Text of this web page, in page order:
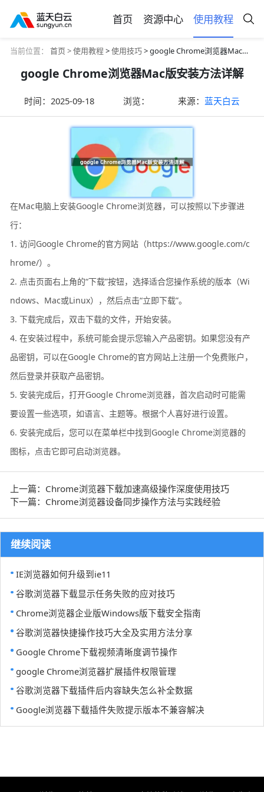
首页 资源中心 使用教程
当前位置： 首页 >使用教程>使用技巧> google Chrome浏览器Mac版安装方法详解
google Chrome浏览器Mac版安装方法详解
时间：2025-09-18 浏览： 来源： 蓝天白云
在Mac电脑上安装Google Chrome浏览器，可以按照以下步骤进
行：
1. 访问Google Chrome的官方网站（https://www.google.com/c
hrome/）。
2. 点击页面右上角的“下载”按钮，选择适合您操作系统的版本（Wi
ndows、Mac或Linux），然后点击“立即下载”。
3. 下载完成后，双击下载的文件，开始安装。
4. 在安装过程中，系统可能会提示您输入产品密钥。如果您没有产
品密钥，可以在Google Chrome的官方网站上注册一个免费账户，
然后登录并获取产品密钥。
5. 安装完成后，打开Google Chrome浏览器，首次启动时可能需
要设置一些选项，如语言、主题等。根据个人喜好进行设置。
6. 安装完成后，您可以在菜单栏中找到Google Chrome浏览器的
图标，点击它即可启动浏览器。
上一篇：Chrome浏览器下载加速高级操作深度使用技巧
下一篇：Chrome浏览器设备同步操作方法与实践经验
继续阅读
IE浏览器如何升级到ie11
谷歌浏览器下载显示任务失败的应对技巧
Chrome浏览器企业版Windows版下载安全指南
谷歌浏览器快捷操作技巧大全及实用方法分享
Google Chrome下载视频清晰度调节操作
google Chrome浏览器扩展插件权限管理
谷歌浏览器下载插件后内容缺失怎么补全数据
Google浏览器下载插件失败提示版本不兼容解决